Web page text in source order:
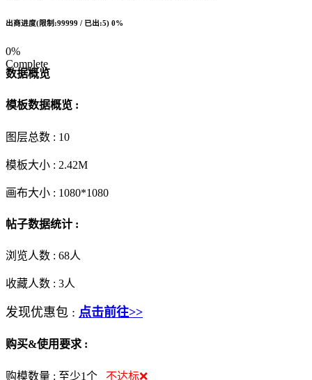
出商进度(限制:99999 / 已出:5) 0%
0%
Complete
数据概览
模板数据概览 :
图层总数 : 10
模板大小 : 2.42M
画布大小 : 1080*1080
帖子数据统计 :
浏览人数 : 68人
收藏人数 : 3人
发现优惠包 : 点击前往>>
购买&使用要求 :
购模数量 : 至少1个 不达标❌